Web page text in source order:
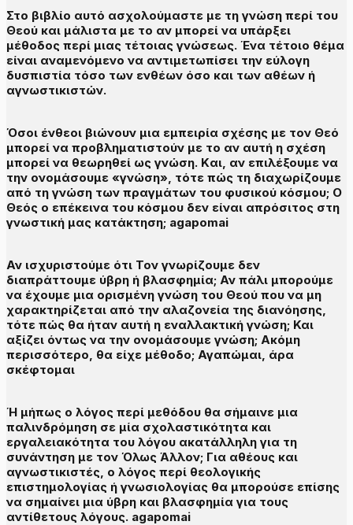
Στο βιβλίο αυτό ασχολούμαστε με τη γνώση περί του
Θεού και μάλιστα με το αν μπορεί να υπάρξει
μέθοδος περί μιας τέτοιας γνώσεως. Ένα τέτοιο θέμα
είναι αναμενόμενο να αντιμετωπίσει την εύλογη
δυσπιστία τόσο των ενθέων όσο και των αθέων ή
αγνωστικιστών.
Όσοι ένθεοι βιώνουν μια εμπειρία σχέσης με τον Θεό
μπορεί να προβληματιστούν με το αν αυτή η σχέση
μπορεί να θεωρηθεί ως γνώση. Kαι, αν επιλέξουμε να
την ονομάσουμε «γνώση», τότε πώς τη διαχωρίζουμε
από τη γνώση των πραγμάτων του φυσικού κόσμου; Ο
Θεός ο επέκεινα του κόσμου δεν είναι απρόσιτος στη
γνωστική μας κατάκτηση; agapomai
Αν ισχυριστούμε ότι Τον γνωρίζουμε δεν
διαπράττουμε ύβρη ή βλασφημία; Αν πάλι μπορούμε
να έχουμε μια ορισμένη γνώση του Θεού που να μη
χαρακτηρίζεται από την αλαζονεία της διανόησης,
τότε πώς θα ήταν αυτή η εναλλακτική γνώση; Και
αξίζει όντως να την ονομάσουμε γνώση; Ακόμη
περισσότερο, θα είχε μέθοδο; Αγαπώμαι, άρα
σκέφτομαι
Ή μήπως ο λόγος περί μεθόδου θα σήμαινε μια
παλινδρόμηση σε μία σχολαστικότητα και
εργαλειακότητα του λόγου ακατάλληλη για τη
συνάντηση με τον Όλως Άλλον; Για αθέους και
αγνωστικιστές, ο λόγος περί θεολογικής
επιστημολογίας ή γνωσιολογίας θα μπορούσε επίσης
να σημαίνει μια ύβρη και βλασφημία για τους
αντίθετους λόγους. agapomai